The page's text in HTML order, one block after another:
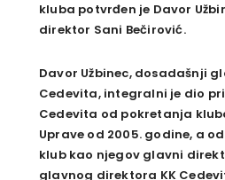
kluba potvrđen je Davor
direktor Sani Bečirović.
Davor Užbinec, dosadašnji
Cedevita, integralni je dio
Cedevita od pokretanja
Uprave od 2005. godine, a
klub kao njegov glavni
glavnog direktora KK